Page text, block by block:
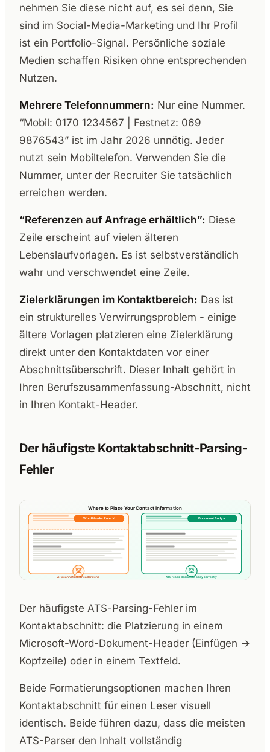
nehmen Sie diese nicht auf, es sei denn, Sie
sind im Social-Media-Marketing und Ihr Profil
ist ein Portfolio-Signal. Persönliche soziale
Medien schaffen Risiken ohne entsprechenden
Nutzen.
Mehrere Telefonnummern: Nur eine Nummer.
“Mobil: 0170 1234567 | Festnetz: 069
9876543” ist im Jahr 2026 unnötig. Jeder
nutzt sein Mobiltelefon. Verwenden Sie die
Nummer, unter der Recruiter Sie tatsächlich
erreichen werden.
“Referenzen auf Anfrage erhältlich”: Diese
Zeile erscheint auf vielen älteren
Lebenslaufvorlagen. Es ist selbstverständlich
wahr und verschwendet eine Zeile.
Zielerklärungen im Kontaktbereich: Das ist
ein strukturelles Verwirrungsproblem - einige
ältere Vorlagen platzieren eine Zielerklärung
direkt unter den Kontaktdaten vor einer
Abschnittsüberschrift. Dieser Inhalt gehört in
Ihren Berufszusammenfassung-Abschnitt, nicht
in Ihren Kontakt-Header.
Der häufigste Kontaktabschnitt-Parsing-
Fehler
Der häufigste ATS-Parsing-Fehler im
Kontaktabschnitt: die Platzierung in einem
Microsoft-Word-Dokument-Header (Einfügen →
Kopfzeile) oder in einem Textfeld.
Beide Formatierungsoptionen machen Ihren
Kontaktabschnitt für einen Leser visuell
identisch. Beide führen dazu, dass die meisten
ATS-Parser den Inhalt vollständig